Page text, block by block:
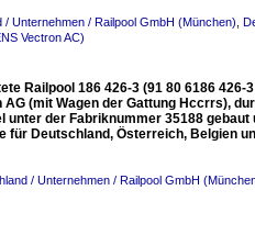
/ Unternehmen / Railpool GmbH (München)
Vectron AC)
Railpool 186 426-3 (91 80 6186
(mit Wagen der Gattung Hccrrs),
unter der Fabriknummer 35188
für Deutschland, Österreich, Belgien
/ Unternehmen / Railpool GmbH